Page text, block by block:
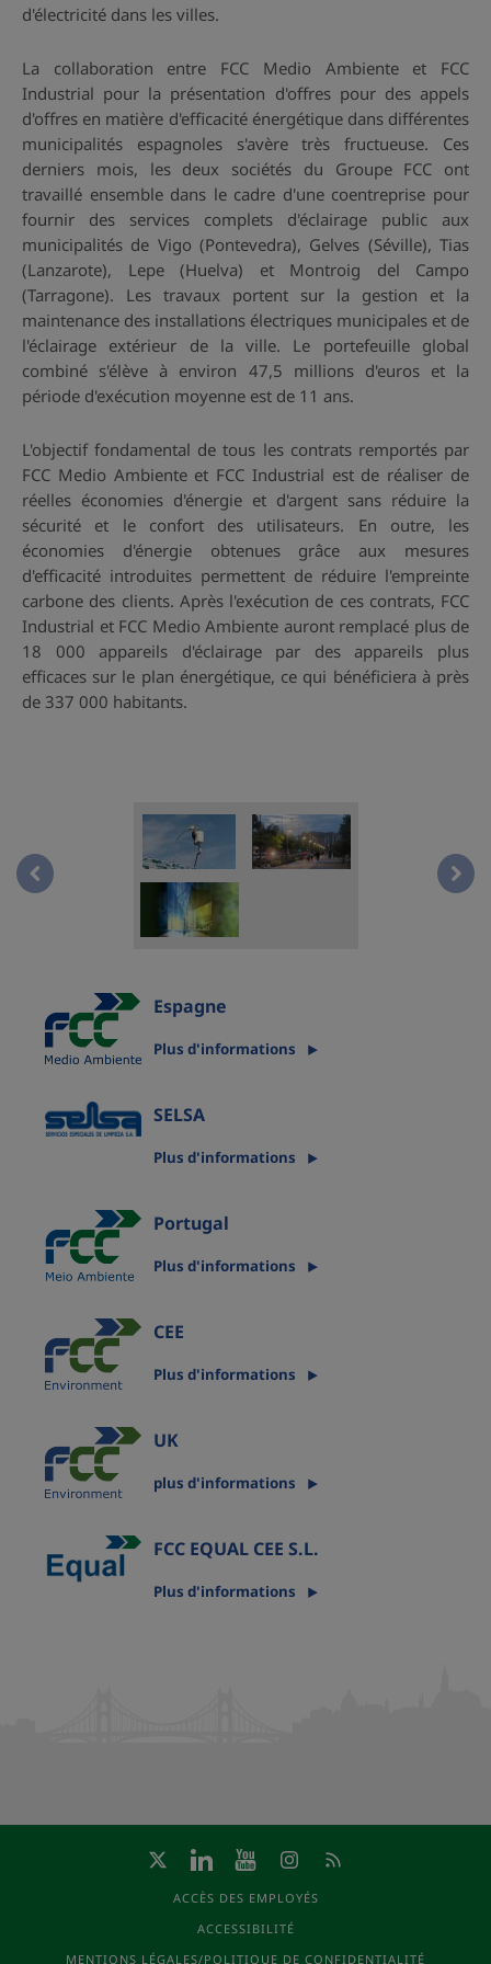
d'électricité dans les villes.
La collaboration entre FCC Medio Ambiente et FCC
Industrial pour la présentation d'offres pour des appels
d'offres en matière d'efficacité énergétique dans différentes
municipalités espagnoles s'avère très fructueuse. Ces
derniers mois, les deux sociétés du Groupe FCC ont
travaillé ensemble dans le cadre d'une coentreprise pour
fournir des services complets d'éclairage public aux
municipalités de Vigo (Pontevedra), Gelves (Séville), Tias
(Lanzarote), Lepe (Huelva) et Montroig del Campo
(Tarragone). Les travaux portent sur la gestion et la
maintenance des installations électriques municipales et de
l'éclairage extérieur de la ville. Le portefeuille global
combiné s'élève à environ 47,5 millions d'euros et la
période d'exécution moyenne est de 11 ans.
L'objectif fondamental de tous les contrats remportés par
FCC Medio Ambiente et FCC Industrial est de réaliser de
réelles économies d'énergie et d'argent sans réduire la
sécurité et le confort des utilisateurs. En outre, les
économies d'énergie obtenues grâce aux mesures
d'efficacité introduites permettent de réduire l'empreinte
carbone des clients. Après l'exécution de ces contrats, FCC
Industrial et FCC Medio Ambiente auront remplacé plus de
18 000 appareils d'éclairage par des appareils plus
efficaces sur le plan énergétique, ce qui bénéficiera à près
de 337 000 habitants.
01)La gestión de la energía es una herramienta
Espagne
Plus d'informations
SELSA
Plus d'informations
Portugal
Plus d'informations
CEE
Plus d'informations
UK
plus d'informations
FCC EQUAL CEE S.L.
Plus d'informations
ACCÈS DES EMPLOYÉS
ACCESSIBILITÉ
MENTIONS LÉGALES/POLITIQUE DE CONFIDENTIALITÉ